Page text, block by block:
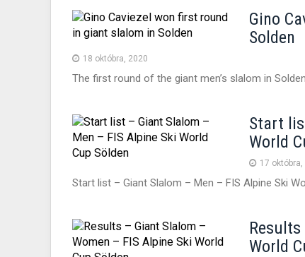
Gino
Solden
18 októbra, 2020
The first round of the giant men’s slalom in
Start
World
17 októbra,
Start list – Giant Slalom – Men – FIS Alpine Ski
World